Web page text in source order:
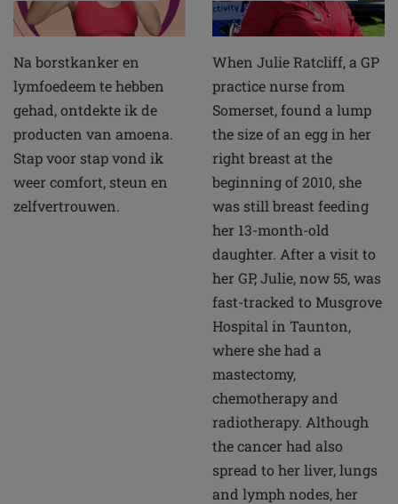
Na borstkanker en
lymfoedeem te hebben
gehad, ontdekte ik de
producten van amoena.
Stap voor stap vond ik
weer comfort, steun en
zelfvertrouwen.
When Julie Ratcliff, a GP
practice nurse from
Somerset, found a lump
the size of an egg in her
right breast at the
beginning of 2010, she
was still breast feeding
her 13-month-old
daughter. After a visit to
her GP, Julie, now 55, was
fast-tracked to Musgrove
Hospital in Taunton,
where she had a
mastectomy,
chemotherapy and
radiotherapy. Although
the cancer had also
spread to her liver, lungs
and lymph nodes, her